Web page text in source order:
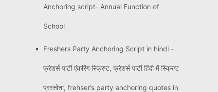
Anchoring script- Annual Function of
School
Freshers Party Anchoring Script in hindi –
फ्रेशर्स पार्टी एंकरिंग स्क्रिप्ट, फ्रेशर्स पार्टी हिंदी में स्क्रिप्ट
प्रस्तोता, frehser’s party anchoring quotes in